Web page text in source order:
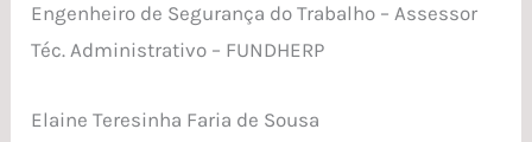
Engenheiro de Segurança do Trabalho – Assessor
Téc. Administrativo – FUNDHERP
Elaine Teresinha Faria de Sousa